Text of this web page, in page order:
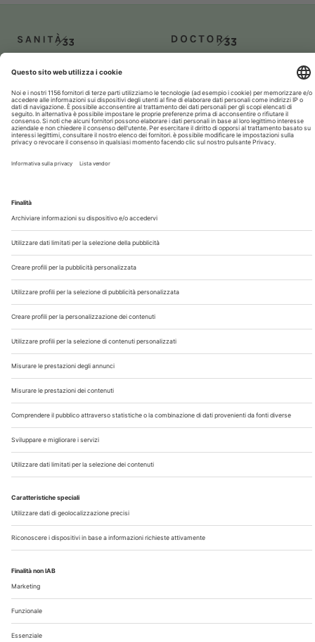
Chi Siamo
Contatti
Note Legali
Privacy
©2026 Edra S.p.a | www.edraspa.it | P.iva 08056040960
| Tel. 02/881841 | Sede legale: Viale Enrico Forlanini 21 -
20134 Milano (Italy)
Registrazione Tribunale di Milano n° 5578/2022 del
5/05/2022